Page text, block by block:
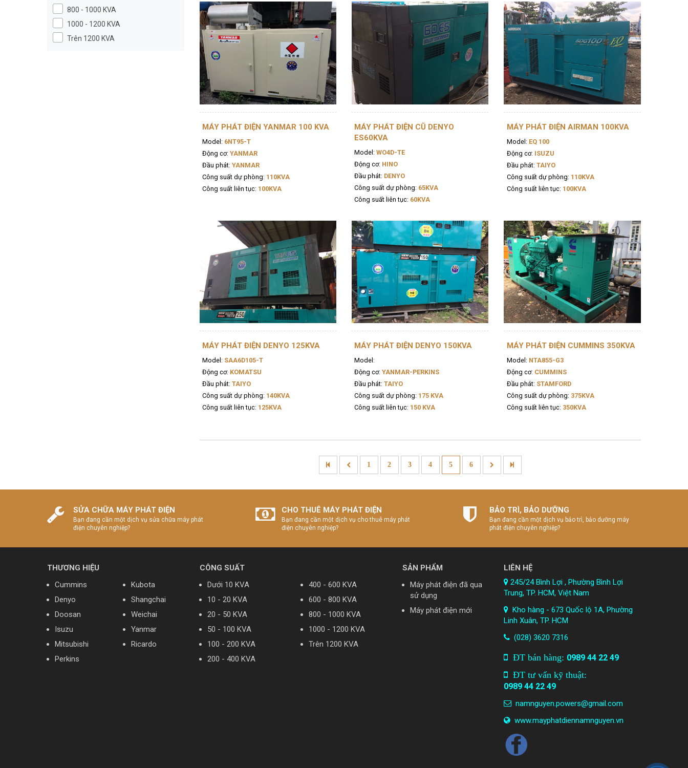
800 - 1000 KVA
1000 - 1200 KVA
Trên 1200 KVA
MÁY PHÁT ĐIỆN YANMAR 100 KVA
Model: 6NT95-T
Động cơ: YANMAR
Đầu phát: YANMAR
Công suất dự phòng: 110KVA
Công suất liên tục: 100KVA
MÁY PHÁT ĐIỆN CŨ DENYO
ES60KVA
Model: WO4D-TE
Động cơ: HINO
Đầu phát: DENYO
Công suất dự phòng: 65KVA
Công suất liên tục: 60KVA
MÁY PHÁT ĐIỆN AIRMAN 100KVA
Model: EQ 100
Động cơ: ISUZU
Đầu phát: TAIYO
Công suất dự phòng: 110KVA
Công suất liên tục: 100KVA
MÁY PHÁT ĐIỆN DENYO 125KVA
Model: SAA6D105-T
Động cơ: KOMATSU
Đầu phát: TAIYO
Công suất dự phòng: 140KVA
Công suất liên tục: 125KVA
MÁY PHÁT ĐIỆN DENYO 150KVA
Model:
Động cơ: YANMAR-PERKINS
Đầu phát: TAIYO
Công suất dự phòng: 175 KVA
Công suất liên tục: 150 KVA
MÁY PHÁT ĐIỆN CUMMINS 350KVA
Model: NTA855-G3
Động cơ: CUMMINS
Đầu phát: STAMFORD
Công suất dự phòng: 375KVA
Công suất liên tục: 350KVA
1 2 3 4 5 6
SỬA CHỮA MÁY PHÁT ĐIỆN
Bạn đang cần một dịch vụ sửa chữa máy phát
điện chuyên nghiệp?
CHO THUÊ MÁY PHÁT ĐIỆN
Bạn đang cần một dịch vụ cho thuê máy phát
điện chuyên nghiệp?
BẢO TRÌ, BẢO DƯỠNG
Bạn đang cần một dịch vụ bảo trì, bảo dưỡng máy
phát điện chuyên nghiệp?
THƯƠNG HIỆU
Cummins
Denyo
Doosan
Isuzu
Mitsubishi
Perkins
Kubota
Shangchai
Weichai
Yanmar
Ricardo
CÔNG SUẤT
Dưới 10 KVA
10 - 20 KVA
20 - 50 KVA
50 - 100 KVA
100 - 200 KVA
200 - 400 KVA
400 - 600 KVA
600 - 800 KVA
800 - 1000 KVA
1000 - 1200 KVA
Trên 1200 KVA
SẢN PHẨM
Máy phát điện đã qua
sử dụng
Máy phát điện mới
LIÊN HỆ
245/24 Bình Lợi , Phường Bình Lợi
Trung, TP. HCM, Việt Nam
Kho hàng - 673 Quốc lộ 1A, Phường
Linh Xuân, TP. HCM
(028) 3620 7316
ĐT bán hàng: 0989 44 22 49
ĐT tư vấn kỹ thuật:
0989 44 22 49
namnguyen.powers@gmail.com
www.mayphatdiennamnguyen.vn